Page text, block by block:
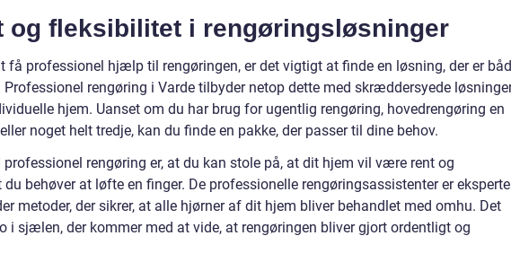
og fleksibilitet i rengøringsløsninger
få professionel hjælp til rengøringen, er det vigtigt at finde en løsning, der er
rengøring i Varde tilbyder netop dette med skræddersyede
hjem. Uanset om du har brug for ugentlig rengøring, hovedrengøring en
noget helt tredje, kan du finde en pakke, der passer til dine behov.
professionel rengøring er, at du kan stole på, at dit hjem vil være rent og
du behøver at løfte en finger. De professionelle rengøringsassistenter er
metoder, der sikrer, at alle hjørner af dit hjem bliver behandlet med omhu. Det
i sjælen, der kommer med at vide, at rengøringen bliver gjort ordentligt og